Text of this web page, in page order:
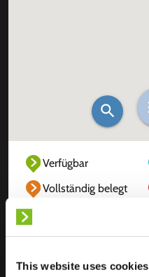
This website uses cookies
Verfügbar
Vollständig belegt